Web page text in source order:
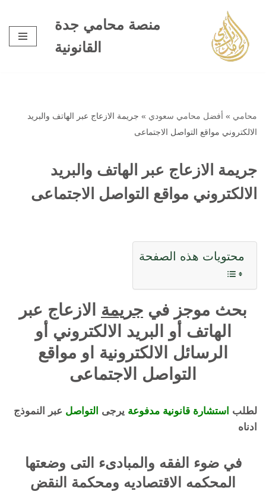
تخطى
إلى
المحتوى
منصة محامي جدة
القانونية
محامي » أفضل محامي سعودي » جريمة الازعاج عبر الهاتف والبريد
الالكتروني مواقع التواصل الاجتماعى
جريمة الازعاج عبر الهاتف والبريد
الالكتروني مواقع التواصل الاجتماعى
محتويات هذه الصفحة
بحث موجز في جريمة الازعاج عبر
الهاتف أو البريد الالكتروني أو
الرسائل الالكترونية او مواقع
التواصل الاجتماعى
لطلب استشارة قانونية مدفوعة يرجى التواصل عبر النموذج
ادناه
في ضوء الفقه والمبادىء التى وضعتها
المحكمه الاقتصاديه ومحكمة النقض